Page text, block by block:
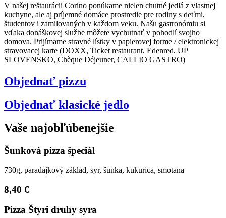
V našej reštaurácii Corino ponúkame nielen chutné jedlá z vlastnej
kuchyne, ale aj príjemné domáce prostredie pre rodiny s deťmi,
študentov i zamilovaných v každom veku. Našu gastronómiu si
vďaka donáškovej službe môžete vychutnať v pohodlí svojho
domova. Prijímame stravné lístky v papierovej forme / elektronickej
stravovacej karte (DOXX, Ticket restaurant, Edenred, UP
SLOVENSKO, Chèque Déjeuner, CALLIO GASTRO)
Objednať pizzu
Objednať klasické jedlo
Vaše najobľúbenejšie
Šunková pizza špeciál
730g, paradajkový základ, syr, šunka, kukurica, smotana
8,40 €
Pizza Štyri druhy syra